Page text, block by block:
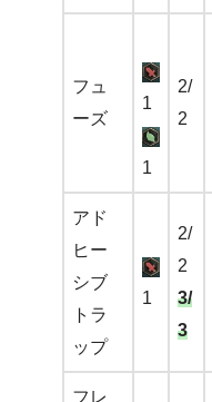
フュ
ーズ
1
1
2/
2
アド
ヒー
シブ
トラ
ップ
1
2/
2
3/
3
フレ